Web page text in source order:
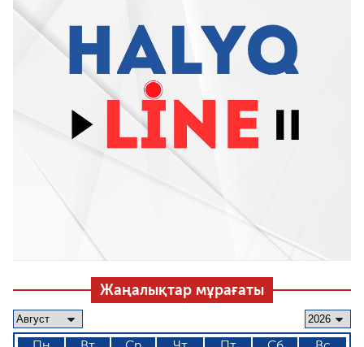
Жаңалықтар мұрағаты